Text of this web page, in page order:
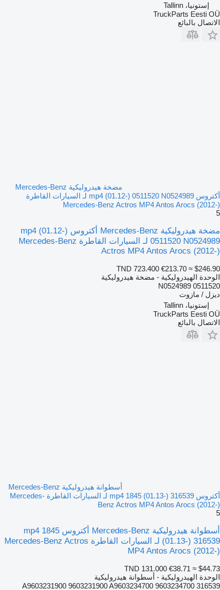
إستونيا، Tallinn
TruckParts Eesti OÜ
الاتصال بالبائع
مضخة هيدروليكية Mercedes-Benz
أكتروس mp4 (01.12-) 0511520 N0524989 لـ السيارات القاطرة
Mercedes-Benz Actros MP4 Antos Arocs (2012-)
5
مضخة هيدروليكية Mercedes-Benz أكتروس mp4 (01.12-)
0511520 N0524989 لـ السيارات القاطرة Mercedes-Benz
Actros MP4 Antos Arocs (2012-)
TND 723.400 €213.70 ≈ $246.90
الوحدة الهيدروليكية - مضخة هيدروليكية
0511520 N0524989
ديزل / مازوت
إستونيا، Tallinn
TruckParts Eesti OÜ
الاتصال بالبائع
أسطوانة هيدروليكية Mercedes-Benz
أكتروس mp4 1845 (01.13-) 316539 لـ السيارات القاطرة Mercedes-
Benz Actros MP4 Antos Arocs (2012-)
5
أسطوانة هيدروليكية Mercedes-Benz أكتروس mp4 1845
(01.13-) 316539 لـ السيارات القاطرة Mercedes-Benz Actros
MP4 Antos Arocs (2012-)
TND 131.000 €38.71 ≈ $44.73
الوحدة الهيدروليكية - أسطوانة هيدروليكية
316539 A9603231900 9603231900 A9603234700 9603234700